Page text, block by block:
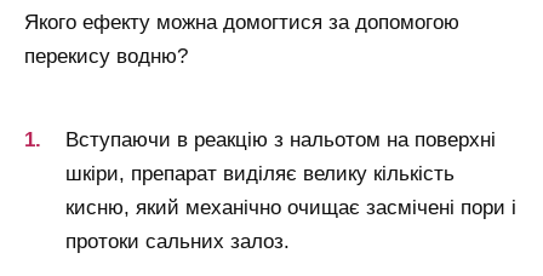
Якого ефекту можна домогтися за допомогою
перекису водню?
Вступаючи в реакцію з нальотом на поверхні
шкіри, препарат виділяє велику кількість
кисню, який механічно очищає засмічені пори і
протоки сальних залоз.